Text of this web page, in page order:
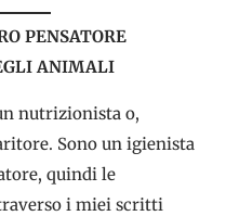
PENSATORE
ANIMALI
nutrizionista o,
Sono un igienista
quindi le
i miei scritti